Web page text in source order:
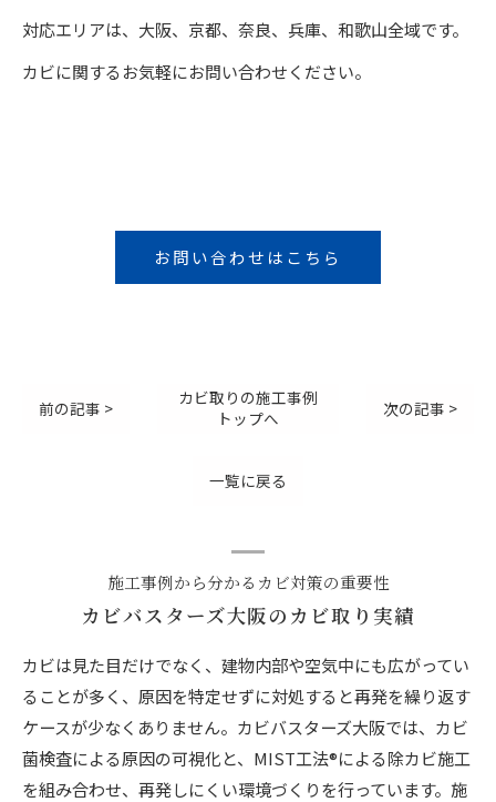
対応エリアは、大阪、京都、奈良、兵庫、和歌山全域です。
カビに関するお気軽にお問い合わせください。
お問い合わせはこちら
前の記事 >
カビ取りの施工事例
トップへ
次の記事 >
一覧に戻る
施工事例から分かるカビ対策の重要性
カビバスターズ大阪のカビ取り実績
カビは見た目だけでなく、建物内部や空気中にも広がってい
ることが多く、原因を特定せずに対処すると再発を繰り返す
ケースが少なくありません。カビバスターズ大阪では、カビ
菌検査による原因の可視化と、MIST工法®による除カビ施工
を組み合わせ、再発しにくい環境づくりを行っています。施